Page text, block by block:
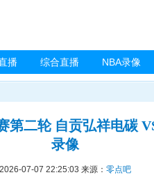
播 综合直播 NBA录像
第二轮 自贡弘祥电碳
录像
2026-07-07 22:25:03 来源： 零点吧